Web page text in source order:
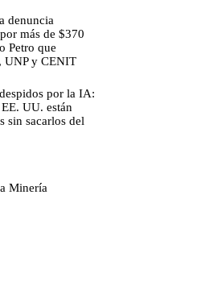
denuncia
más de $370
Petro que
UNP y CENIT
por la IA:
UU. están
sin sacarlos del
Minería